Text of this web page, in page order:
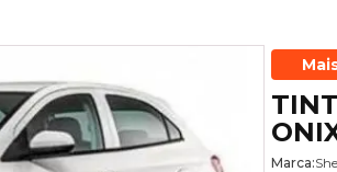
Marca: